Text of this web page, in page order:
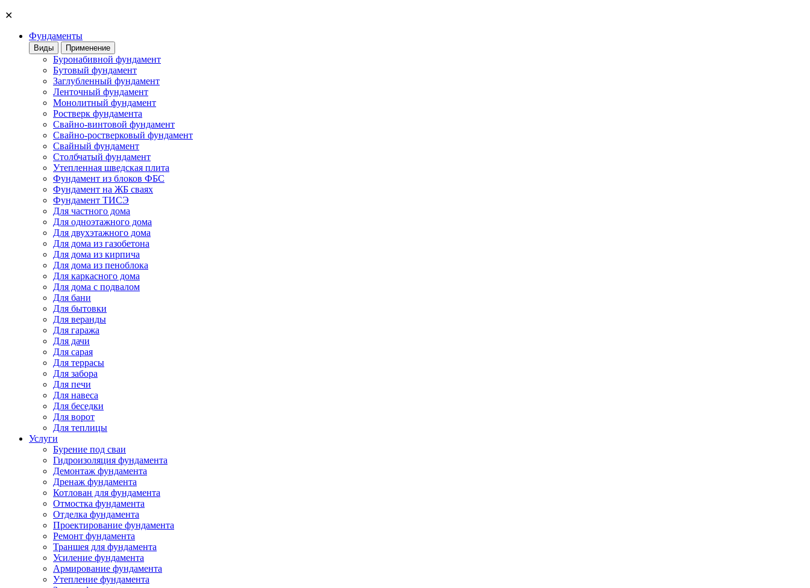
✕
Фундаменты
Виды Применение
Буронабивной фундамент
Бутовый фундамент
Заглубленный фундамент
Ленточный фундамент
Монолитный фундамент
Ростверк фундамента
Свайно-винтовой фундамент
Свайно-ростверковый фундамент
Свайный фундамент
Столбчатый фундамент
Утепленная шведская плита
Фундамент из блоков ФБС
Фундамент на ЖБ сваях
Фундамент ТИСЭ
Для частного дома
Для одноэтажного дома
Для двухэтажного дома
Для дома из газобетона
Для дома из кирпича
Для дома из пеноблока
Для каркасного дома
Для дома с подвалом
Для бани
Для бытовки
Для веранды
Для гаража
Для дачи
Для сарая
Для террасы
Для забора
Для печи
Для навеса
Для беседки
Для ворот
Для теплицы
Услуги
Бурение под сваи
Гидроизоляция фундамента
Демонтаж фундамента
Дренаж фундамента
Котлован для фундамента
Отмостка фундамента
Отделка фундамента
Проектирование фундамента
Ремонт фундамента
Траншея для фундамента
Усиление фундамента
Армирование фундамента
Утепление фундамента